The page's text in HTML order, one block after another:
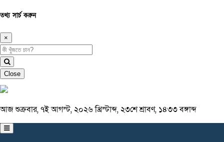
তথ্য সার্চ করুন
×
Close
আজ শুক্রবার, ৭ই আগস্ট, ২০২৬ খ্রিস্টাব্দ, ২৩শে শ্রাবণ, ১৪৩৩ বঙ্গাব্দ